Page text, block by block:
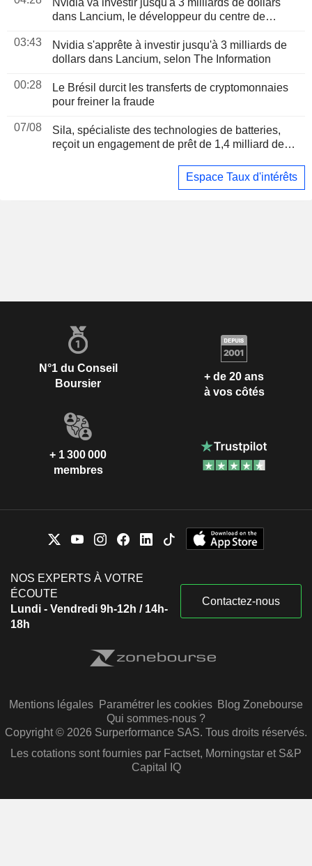
dans Lancium, le développeur du centre de
03:43
Nvidia s'apprête à investir jusqu'à 3 milliards de
dollars dans Lancium, selon The Information
00:28
Le Brésil durcit les transferts de cryptomonnaies
pour freiner la fraude
07/08
Sila, spécialiste des technologies de batteries,
reçoit un engagement de prêt de 1,4 milliard de
Espace Taux d'intérêts
N°1 du Conseil
Boursier
+ de 20 ans
à vos côtés
+ 1 300 000
membres
NOS EXPERTS À VOTRE
ÉCOUTE
Lundi - Vendredi 9h-12h / 14h-
18h
Contactez-nous
Mentions légales Paramétrer les cookies Blog Zonebourse
Qui sommes-nous ?
Copyright © 2026 Surperformance SAS. Tous droits réservés.
Les cotations sont fournies par Factset, Morningstar et S&P
Capital IQ